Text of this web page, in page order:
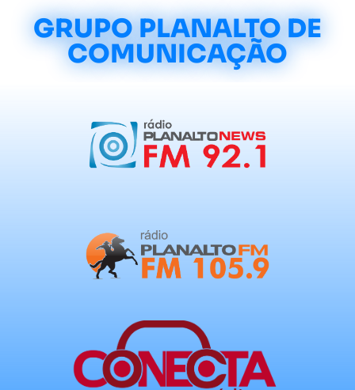
GRUPO PLANALTO DE
COMUNICAÇÃO